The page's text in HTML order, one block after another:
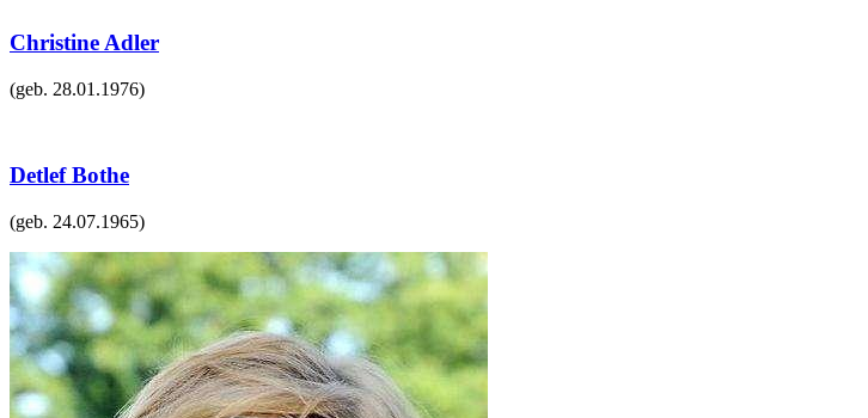
Christine Adler
(geb. 28.01.1976)
Detlef Bothe
(geb. 24.07.1965)